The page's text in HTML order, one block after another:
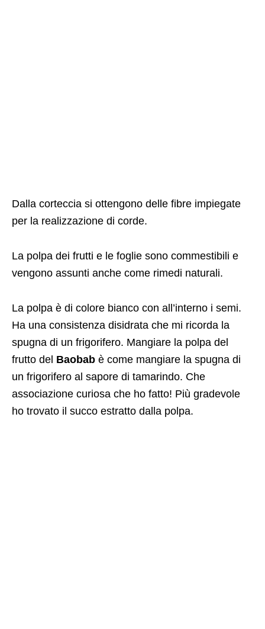
Dalla corteccia si ottengono delle fibre impiegate
per la realizzazione di corde.
La polpa dei frutti e le foglie sono commestibili e
vengono assunti anche come rimedi naturali.
La polpa è di colore bianco con all’interno i semi.
Ha una consistenza disidrata che mi ricorda la
spugna di un frigorifero. Mangiare la polpa del
frutto del Baobab è come mangiare la spugna di
un frigorifero al sapore di tamarindo. Che
associazione curiosa che ho fatto! Più gradevole
ho trovato il succo estratto dalla polpa.